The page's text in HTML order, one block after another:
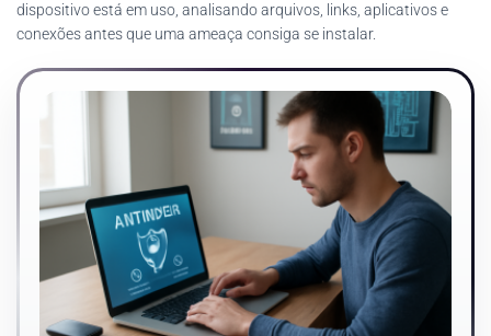
dispositivo está em uso, analisando arquivos, links, aplicativos e
conexões antes que uma ameaça consiga se instalar.